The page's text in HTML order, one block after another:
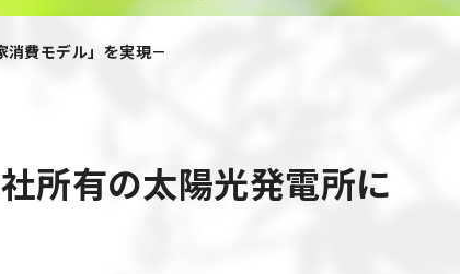
費モデル」を実現－
所有の太陽光発電所に